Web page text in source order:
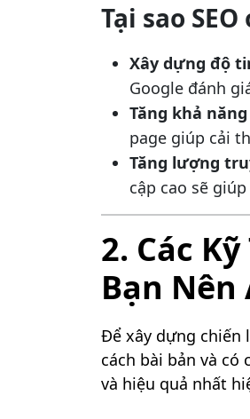
Tại sao
Xây dựng độ
Google đánh
Tăng khả
page giúp cải
Tăng lượng
cập cao sẽ
2. Các
Bạn Nên
Để xây dựng chiến
cách bài bản và có
và hiệu quả nhất